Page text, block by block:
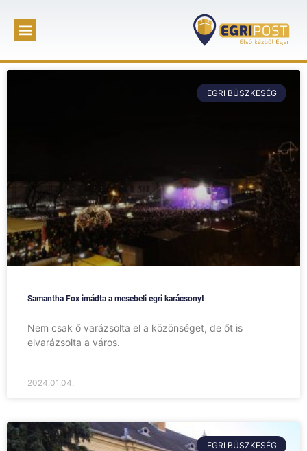
EGRI BÜSZKESÉG
Samantha Fox imádta a mesebeli egri karácsonyt
Nem csak ő varázsolta el a közönséget, de őt is
elvarázsolta a város.
2024.01.04.
EGRI BÜSZKESÉG